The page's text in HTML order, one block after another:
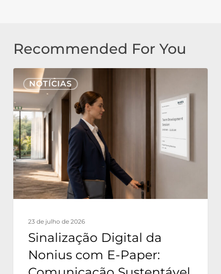
Recommended For You
NOTÍCIAS
Sinalização
Digital
da
Nonius
com
E-
Paper:
Comunicação
Sustentável
com
Consumo
23 de julho de 2026
Sinalização Digital da
Nonius com E-Paper: